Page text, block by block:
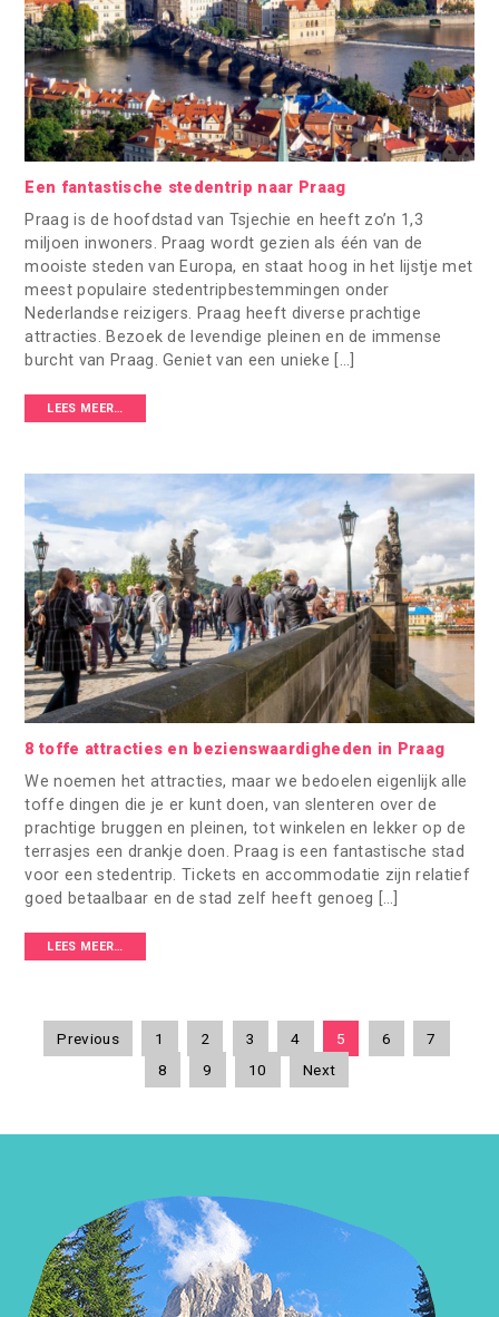
Een fantastische stedentrip naar Praag
Praag is de hoofdstad van Tsjechie en heeft zo’n 1,3
miljoen inwoners. Praag wordt gezien als één van de
mooiste steden van Europa, en staat hoog in het lijstje met
meest populaire stedentripbestemmingen onder
Nederlandse reizigers. Praag heeft diverse prachtige
attracties. Bezoek de levendige pleinen en de immense
burcht van Praag. Geniet van een unieke […]
LEES MEER…
8 toffe attracties en bezienswaardigheden in Praag
We noemen het attracties, maar we bedoelen eigenlijk alle
toffe dingen die je er kunt doen, van slenteren over de
prachtige bruggen en pleinen, tot winkelen en lekker op de
terrasjes een drankje doen. Praag is een fantastische stad
voor een stedentrip. Tickets en accommodatie zijn relatief
goed betaalbaar en de stad zelf heeft genoeg […]
LEES MEER…
Previous 1 2 3 4 5 6
7
8
9 10 Next